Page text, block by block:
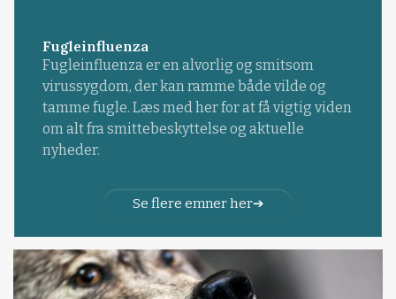
Fugleinfluenza
Fugleinfluenza er en alvorlig og smitsom
virussygdom, der kan ramme både vilde og
tamme fugle. Læs med her for at få vigtig viden
om alt fra smittebeskyttelse og aktuelle
nyheder.
Se flere emner her